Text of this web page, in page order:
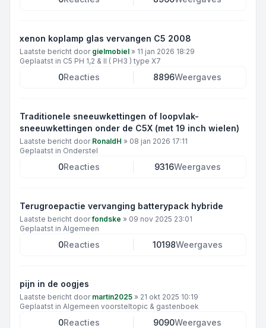
xenon koplamp glas vervangen C5 2008
Laatste bericht door gielmobiel » 11 jan 2026 18:29
Geplaatst in C5 PH 1,2 & II ( PH3 ) type X7
0Reacties 8896Weergaves
Traditionele sneeuwkettingen of loopvlak-
sneeuwkettingen onder de C5X (met 19 inch wielen)
Laatste bericht door RonaldH » 08 jan 2026 17:11
Geplaatst in Onderstel
0Reacties 9316Weergaves
Terugroepactie vervanging batterypack hybride
Laatste bericht doorfondske » 09 nov 2025 23:01
Geplaatst in Algemeen
0Reacties 10198Weergaves
pijn in de oogjes
Laatste bericht door martin2025 » 21 okt 2025 10:19
Geplaatst in Algemeen voorsteltopic & gastenboek
0Reacties 9090Weergaves